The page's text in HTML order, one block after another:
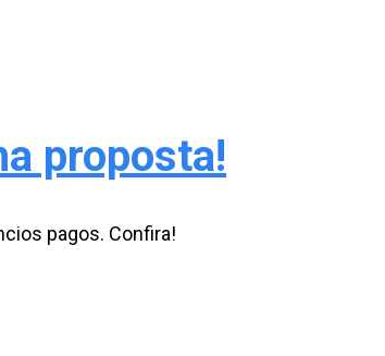
proposta!
pagos. Confira!